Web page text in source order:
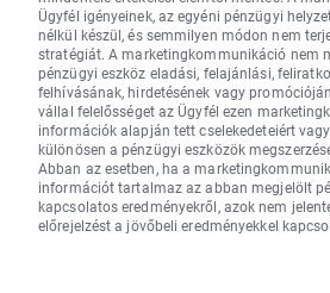
Ügyfél igényeinek, az egyéni pénzügyi
nélkül készül, és semmilyen módon nem
stratégiát. A marketingkommunikáció nem
pénzügyi eszköz eladási, felajánlási,
felhívásának, hirdetésének vagy
vállal felelősséget az Ügyfél ezen
információk alapján tett cselekedeteiért
különösen a pénzügyi eszközök
Abban az esetben, ha a
információt tartalmaz az abban megjelölt
kapcsolatos eredményekről, azok nem
előrejelzést a jövőbeli eredményekkel